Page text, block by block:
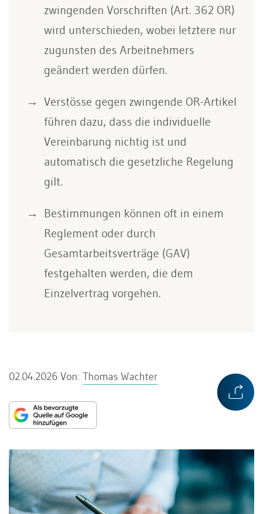
zwingenden Vorschriften (Art. 362 OR)
wird unterschieden, wobei letztere nur
zugunsten des Arbeitnehmers
geändert werden dürfen.
Verstösse gegen zwingende OR-Artikel
führen dazu, dass die individuelle
Vereinbarung nichtig ist und
automatisch die gesetzliche Regelung
gilt.
Bestimmungen können oft in einem
Reglement oder durch
Gesamtarbeitsverträge (GAV)
festgehalten werden, die dem
Einzelvertrag vorgehen.
02.04.2026 Von: Thomas Wachter